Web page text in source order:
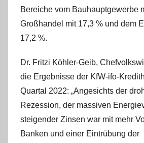
Bereiche vom Bauhauptgewerbe
Großhandel mit 17,3 % und dem
17,2 %.
Dr. Fritzi Köhler-Geib,
die Ergebnisse der KfW-ifo-
Quartal 2022: „Angesichts der
Rezession, der massiven
steigender Zinsen war mit mehr
Banken und einer Eintrübung der